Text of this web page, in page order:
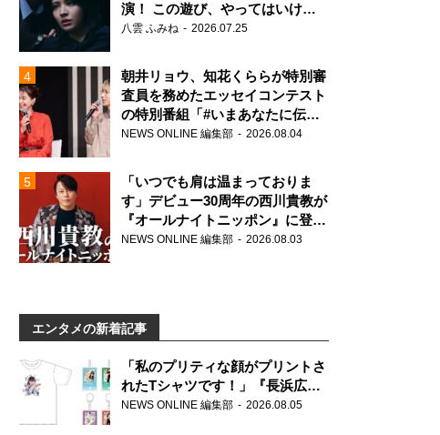
演！ この遊び、やってはいけま
せん。
八雲 ふみね 2026.07.25
朝井リョウ、知花くららが特別審
査員を務めたエッセイコンテスト
の特別番組「#いまあなたに伝え
たいこと」
NEWS ONLINE 編集部 2026.08.04
「いつでも肩は温まっておりま
す」デビュー30周年の西川貴教が
『オールナイトニッポン』に登
場！
NEWS ONLINE 編集部 2026.08.03
エンタメの新着記事
「私のプリティな顔がプリントさ
れたTシャツです！」『長浜広奈
天下無双』初の番組グッズ発売
NEWS ONLINE 編集部 2026.08.05